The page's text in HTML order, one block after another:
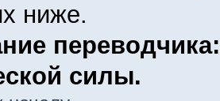
ниже.
силы.